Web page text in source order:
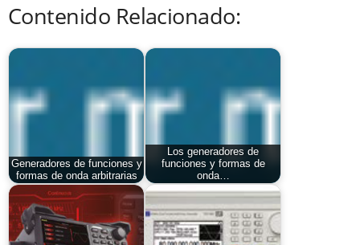
Contenido Relacionado:
Generadores de funciones y
formas de onda arbitrarias
Los generadores de
funciones y formas de
onda…